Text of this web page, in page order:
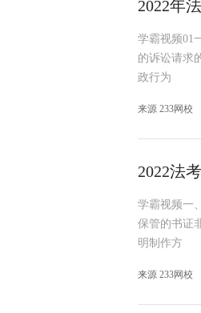
2022年
学霸视频01
的诉讼请求
政行为
来源 233网校
2022法
学霸视频一
保管的书证
明制作方
来源 233网校